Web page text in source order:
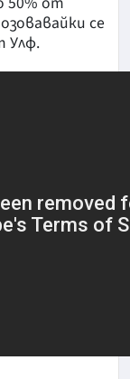
се
Улф.